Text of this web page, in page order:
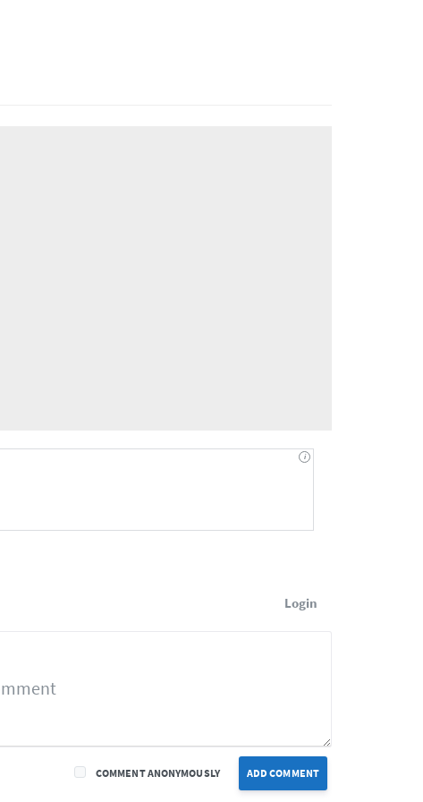
Login
ADD COMMENT
COMMENT ANONYMOUSLY